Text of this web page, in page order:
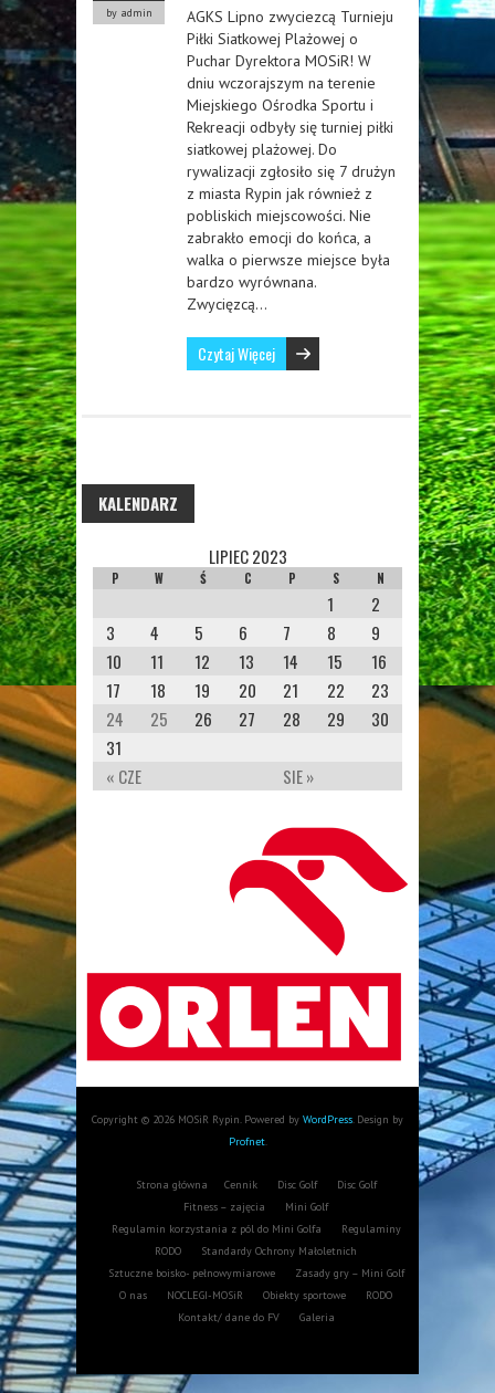
by admin
AGKS Lipno zwyciezcą Turnieju
Piłki Siatkowej Plażowej o
Puchar Dyrektora MOSiR! W
dniu wczorajszym na terenie
Miejskiego Ośrodka Sportu i
Rekreacji odbyły się turniej piłki
siatkowej plażowej. Do
rywalizacji zgłosiło się 7 drużyn
z miasta Rypin jak również z
pobliskich miejscowości. Nie
zabrakło emocji do końca, a
walka o pierwsze miejsce była
bardzo wyrównana.
Zwycięzcą…
Czytaj Więcej
KALENDARZ
LIPIEC 2023
P W Ś C P S N
« CZE SIE »
1
2
3
4 5 6 7 8
9
10
11 12 13 14 15
16
17
18 19 20 21 22
23
24
25 26 27 28 29
30
31
Copyright © 2026 MOSiR Rypin. Powered by WordPress. Design by
Profnet.
Strona główna Cennik Disc Golf
Disc Golf
Fitness – zajęcia
Mini Golf
Regulamin korzystania z pól do Mini Golfa
Regulaminy
RODO
Standardy Ochrony Małoletnich
Sztuczne boisko- pełnowymiarowe
Zasady gry – Mini Golf
O nas
NOCLEGI-MOSiR Obiekty sportowe
RODO
Kontakt/ dane do FV
Galeria